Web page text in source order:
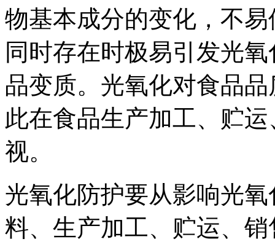
物基本成分的变化，不
同时存在时极易引发光
品变质。光氧化对食品
此在食品生产加工、贮
视。
光氧化防护要从影响光
料、生产加工、贮运、